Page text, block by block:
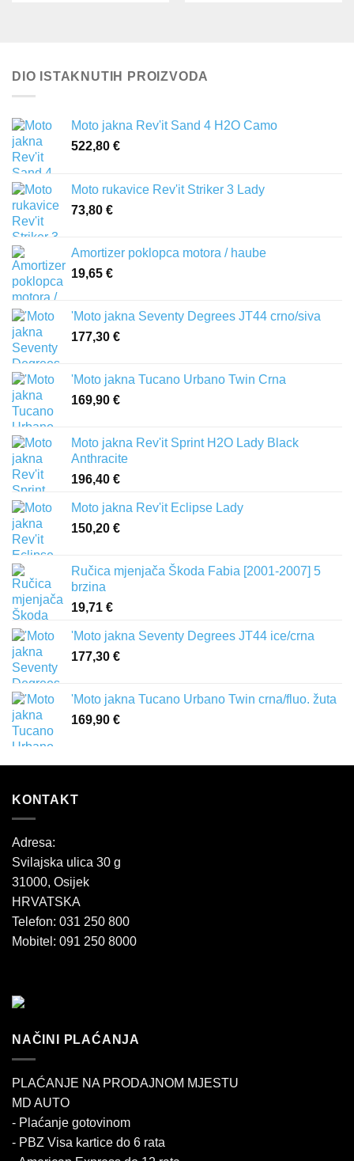
DIO ISTAKNUTIH PROIZVODA
Moto jakna Rev'it Sand 4 H2O Camo
522,80 €
Moto rukavice Rev'it Striker 3 Lady
73,80 €
Amortizer poklopca motora / haube
19,65 €
'Moto jakna Seventy Degrees JT44 crno/siva
177,30 €
'Moto jakna Tucano Urbano Twin Crna
169,90 €
Moto jakna Rev'it Sprint H2O Lady Black
Anthracite
196,40 €
Moto jakna Rev'it Eclipse Lady
150,20 €
Ručica mjenjača Škoda Fabia [2001-2007] 5
brzina
19,71 €
'Moto jakna Seventy Degrees JT44 ice/crna
177,30 €
'Moto jakna Tucano Urbano Twin crna/fluo. žuta
169,90 €
KONTAKT
Adresa:
Svilajska ulica 30 g
31000, Osijek
HRVATSKA
Telefon: 031 250 800
Mobitel: 091 250 8000
NAČINI PLAĆANJA
PLAĆANJE NA PRODAJNOM MJESTU
MD AUTO
- Plaćanje gotovinom
- PBZ Visa kartice do 6 rata